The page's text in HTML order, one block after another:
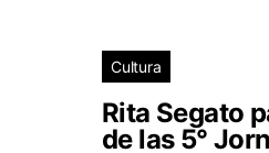
Cultura
Rita Segato
de las 5°